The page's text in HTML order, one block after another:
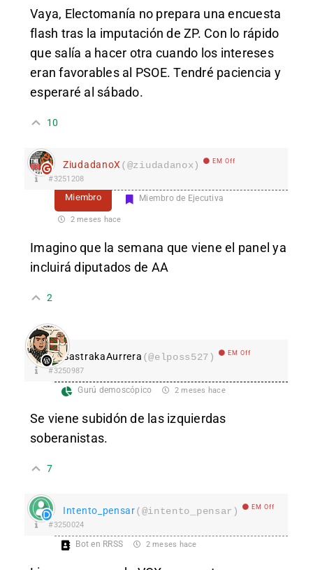
Vaya, Electomanía no prepara una encuesta
flash tras la imputación de ZP. Con lo rápido
que salía a hacer otra cuando los intereses
eran favorables al PSOE. Tendré paciencia y
esperaré al sábado.
10
ZiudadanoX (@ziudadanox) EM Off
#3251208
Miembro Miembro de Ejecutiva
2 meses hace
Imagino que la semana que viene el panel ya
incluirá diputados de AA
2
SastrakaAurrera (@elposs527) EM Off
#3250987
Gurú demoscópico 2 meses hace
Se viene subidón de las izquierdas
soberanistas.
7
Intento_pensar(@intento_pensar) EM Off
#3250024
Bot en RRSS 2 meses hace